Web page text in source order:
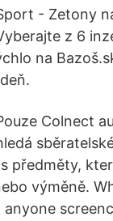
- Zetony
z 6
na
Colnect
předměty,
výměně.